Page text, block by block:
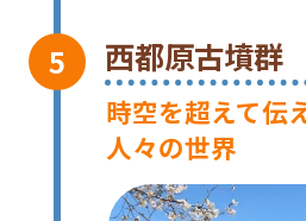
西都原古墳群
時空を超えて伝
人々の世界